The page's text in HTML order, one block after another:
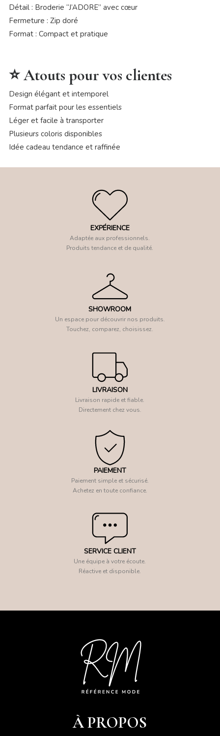
Détail : Broderie “J’ADORE” avec cœur
Fermeture : Zip doré
Format : Compact et pratique
⭐ Atouts pour vos clientes
Design élégant et intemporel
Format parfait pour les essentiels
Léger et facile à transporter
Plusieurs coloris disponibles
Idée cadeau tendance et raffinée
EXPÉRIENCE
Adaptée aux professionnels.
Produits tendance et de qualité.
SHOWROOM
Un espace pour découvrir nos produits.
Touchez, comparez, choisissez.
LIVRAISON
Livraison rapide et fiable.
Directement chez vous.
PAIEMENT
Paiement simple et sécurisé.
Achetez en toute confiance.
SERVICE CLIENT
Une équipe à votre écoute.
Réactive et disponible.
À PROPOS